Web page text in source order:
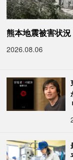
熊本地震被害状況
2026.08.06